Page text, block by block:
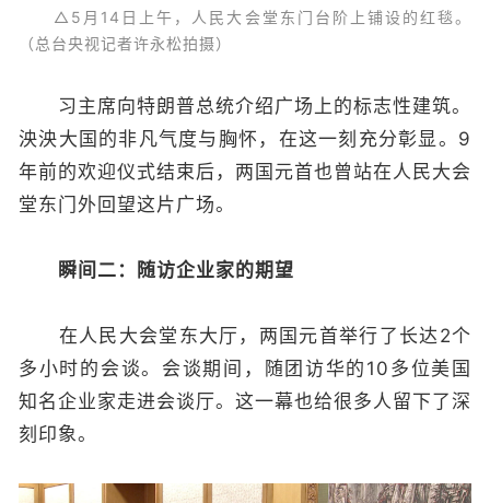
△5月14日上午，人民大会堂东门台阶上铺设的红毯。
（总台央视记者许永松拍摄）
习主席向特朗普总统介绍广场上的标志性建筑。
泱泱大国的非凡气度与胸怀，在这一刻充分彰显。9
年前的欢迎仪式结束后，两国元首也曾站在人民大会
堂东门外回望这片广场。
瞬间二：随访企业家的期望
在人民大会堂东大厅，两国元首举行了长达2个
多小时的会谈。会谈期间，随团访华的10多位美国
知名企业家走进会谈厅。这一幕也给很多人留下了深
刻印象。